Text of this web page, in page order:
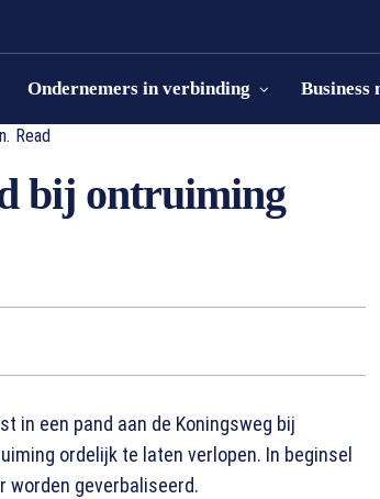
Ondernemers in verbinding Business
Read
bij ontruiming
in een pand aan de Koningsweg bij
ordelijk te laten verlopen. In beginsel
worden geverbaliseerd.